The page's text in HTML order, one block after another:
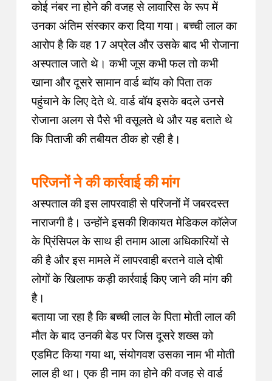
कोई नंबर ना होने की वजह से लावारिस के रूप में
उनका अंतिम संस्कार करा दिया गया। बच्ची लाल का
आरोप है कि वह 17 अप्रेल और उसके बाद भी रोजाना
अस्पताल जाते थे । कभी जूस कभी फल तो कभी
खाना और दूसरे सामान वार्ड ब्वॉय को पिता तक
पहुंचाने के लिए देते थे. वार्ड बॉय इसके बदले उनसे
रोजाना अलग से पैसे भी वसूलते थे और यह बताते थे
कि पिताजी की तबीयत ठीक हो रही है।
परिजनों ने की कार्रवाई की मांग
अस्पताल की इस लापरवाही से परिजनों में जबरदस्त
नाराजगी है। उन्होंने इसकी शिकायत मेडिकल कॉलेज
के प्रिंसिपल के साथ ही तमाम आला अधिकारियों से
की है और इस मामले में लापरवाही बरतने वाले दोषी
लोगों के खिलाफ कड़ी कार्रवाई किए जाने की मांग की
है।
बताया जा रहा है कि बच्ची लाल के पिता मोती लाल की
मौत के बाद उनकी बेड पर जिस दूसरे शख्स को
एडमिट किया गया था, संयोगवश उसका नाम भी मोती
लाल ही था। एक ही नाम का होने की वजह से वार्ड